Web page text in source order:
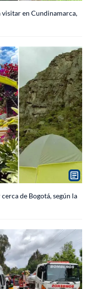
visitar en Cundinamarca,
de Bogotá, según la